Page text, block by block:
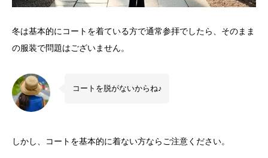
冬は基本的にコートを着ている方で通常参拝でしたら、そのまま
の服装で問題はございません。
コートを脱がないからね♪
しかし、コートを基本的に着ない方ならご注意ください。